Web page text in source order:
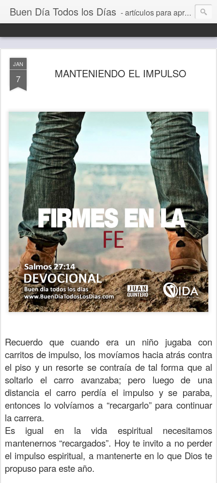
Buen Día Todos los Días - artículos para aprender a vivir mejor, un día a la vez. Por Juan C Quintero
JAN
7 MANTENIENDO EL IMPULSO
Recuerdo que cuando era un niño jugaba con
carritos de impulso, los movíamos hacia atrás contra
el piso y un resorte se contraía de tal forma que al
soltarlo el carro avanzaba; pero luego de una
distancia el carro perdía el impulso y se paraba,
entonces lo volvíamos a “recargarlo” para continuar
la carrera.
Es igual en la vida espiritual necesitamos
mantenernos “recargados”. Hoy te invito a no perder
el impulso espiritual, a mantenerte en lo que Dios te
propuso para este año.